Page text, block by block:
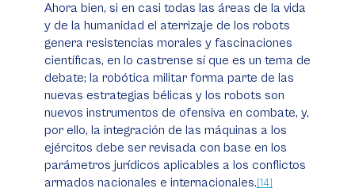
Ahora bien, si en casi todas las áreas de la vida
y de la humanidad el aterrizaje de los robots
genera resistencias morales y fascinaciones
científicas, en lo castrense sí que es un tema de
debate; la robótica militar forma parte de las
nuevas estrategias bélicas y los robots son
nuevos instrumentos de ofensiva en combate, y,
por ello, la integración de las máquinas a los
ejércitos debe ser revisada con base en los
parámetros jurídicos aplicables a los conflictos
armados nacionales e internacionales.[14]